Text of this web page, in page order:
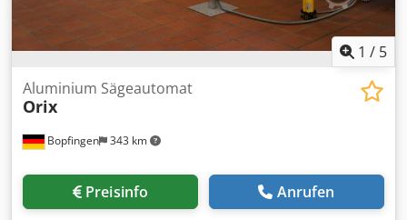
1 / 5
Bopfingen 343 km
Aluminium Sägeautomat
Orix
Preisinfo Anrufen